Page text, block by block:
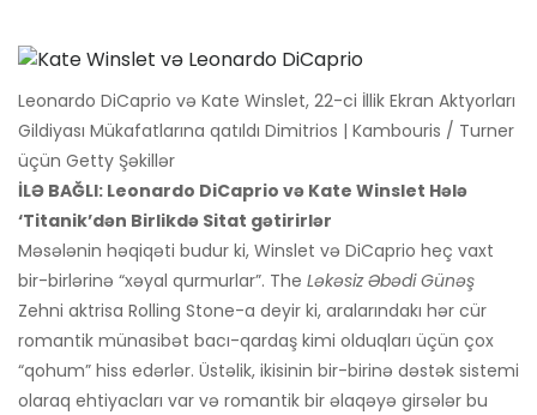
Leonardo DiCaprio və Kate Winslet, 22-ci İllik Ekran Aktyorları
Gildiyası Mükafatlarına qatıldı Dimitrios | Kambouris / Turner
üçün Getty Şəkillər
İLƏ BAĞLI: Leonardo DiCaprio və Kate Winslet Hələ
‘Titanik’dən Birlikdə Sitat gətirirlər
Məsələnin həqiqəti budur ki, Winslet və DiCaprio heç vaxt
bir-birlərinə “xəyal qurmurlar”. The Ləkəsiz Əbədi Günəş
Zehni aktrisa Rolling Stone-a deyir ki, aralarındakı hər cür
romantik münasibət bacı-qardaş kimi olduqları üçün çox
“qohum” hiss edərlər. Üstəlik, ikisinin bir-birinə dəstək sistemi
olaraq ehtiyacları var və romantik bir əlaqəyə girsələr bu